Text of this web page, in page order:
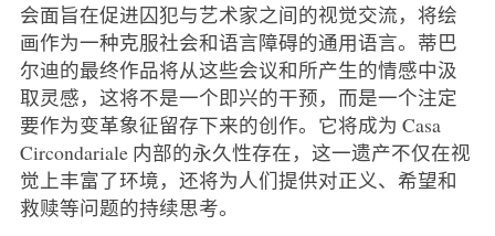
会面旨在促进囚犯与艺术家之间的视觉交流，将绘
画作为一种克服社会和语言障碍的通用语言。蒂巴
尔迪的最终作品将从这些会议和所产生的情感中汲
取灵感，这将不是一个即兴的干预，而是一个注定
要作为变革象征留存下来的创作。它将成为 Casa
Circondariale 内部的永久性存在，这一遗产不仅在视
觉上丰富了环境，还将为人们提供对正义、希望和
救赎等问题的持续思考。